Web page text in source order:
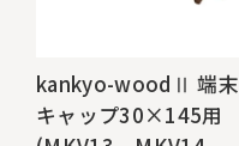
kankyo-woodⅡ 端末
キャップ30×145用